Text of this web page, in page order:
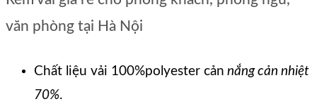
văn phòng tại Hà Nội
Chất liệu vải 100%polyester cản nắng cản nhiệt
70%.